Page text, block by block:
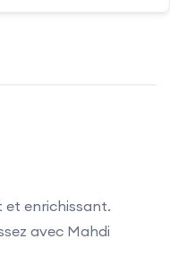
et enrichissant.
avec Mahdi